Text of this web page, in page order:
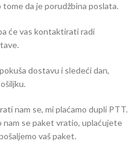
da je porudžbina poslata.
će vas kontaktirati radi
dostavu i sledeći dan,
nam se, mi plaćamo dupli PTT.
nam se paket vratio, uplaćujete
vaš paket.